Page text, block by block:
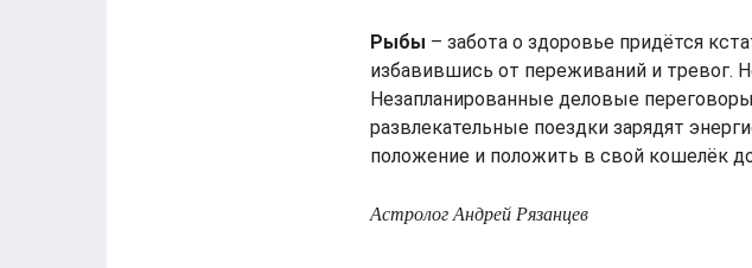
Рыбы – забота о здоровье придётся
избавившись от переживаний и тревог.
Незапланированные деловые
развлекательные поездки зарядят
положение и положить в свой кошелёк
Астролог Андрей Рязанцев